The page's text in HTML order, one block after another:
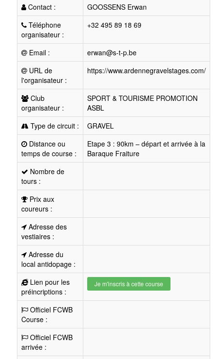
Contact :
GOOSSENS Erwan
Téléphone
organisateur :
+32 495 89 18 69
Email :
erwan@s-t-p.be
URL de
l'organisateur :
https://www.ardennegravelstages.com/
Club
organisateur :
SPORT & TOURISME PROMOTION
ASBL
Type de circuit :
GRAVEL
Distance ou
temps de course :
Etape 3 : 90km – départ et arrivée à la
Baraque Fraiture
Nombre de
tours :
Prix aux
coureurs :
Adresse des
vestiaires :
Adresse du
local antidopage :
Lien pour les
préincriptions :
Je m'inscris à cette course
Officiel FCWB
Course :
Officiel FCWB
arrivée :